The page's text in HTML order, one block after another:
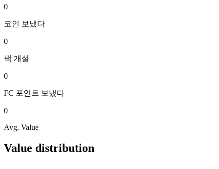
0
코인 보냈다
0
팩 개설
0
FC 포인트 보냈다
0
Avg. Value
Value distribution